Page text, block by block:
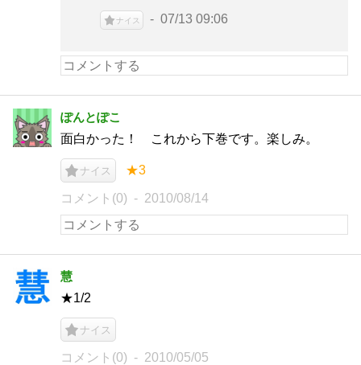
ナイス 07/13 09:06
ぽんとぽこ
面白かった！ これから下巻です。楽しみ。
ナイス ★3
コメント(0) 2010/08/14
慧
★1/2
ナイス
コメント(0) 2010/05/05